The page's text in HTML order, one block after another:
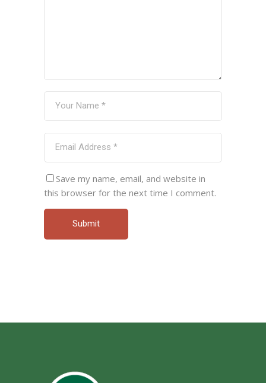
Save my name, email, and website in
this browser for the next time I comment.
Submit